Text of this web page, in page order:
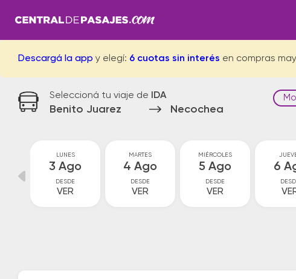
Descargá la app y elegí: 6 cuotas sin interés en compras
Seleccioná tu viaje de IDA
Benito Juarez Necochea
LUNES
3 Ago
DESDE
VER
MARTES
4 Ago
DESDE
VER
MIÉRCOLES
5 Ago
DESDE
VER
6